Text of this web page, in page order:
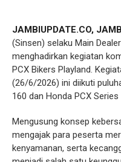
JAMBIUPDATE.CO,
(Sinsen) selaku Main
menghadirkan kegiatan
PCX Bikers Playland.
(26/6/2026) ini diikuti
160 dan Honda PCX
Mengusung konsep
mengajak para peserta
kenyamanan, serta